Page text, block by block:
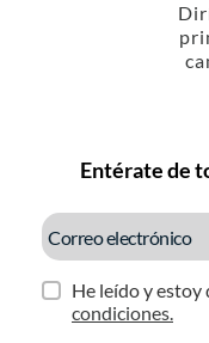
Entérate de
He leído y estoy
condiciones.